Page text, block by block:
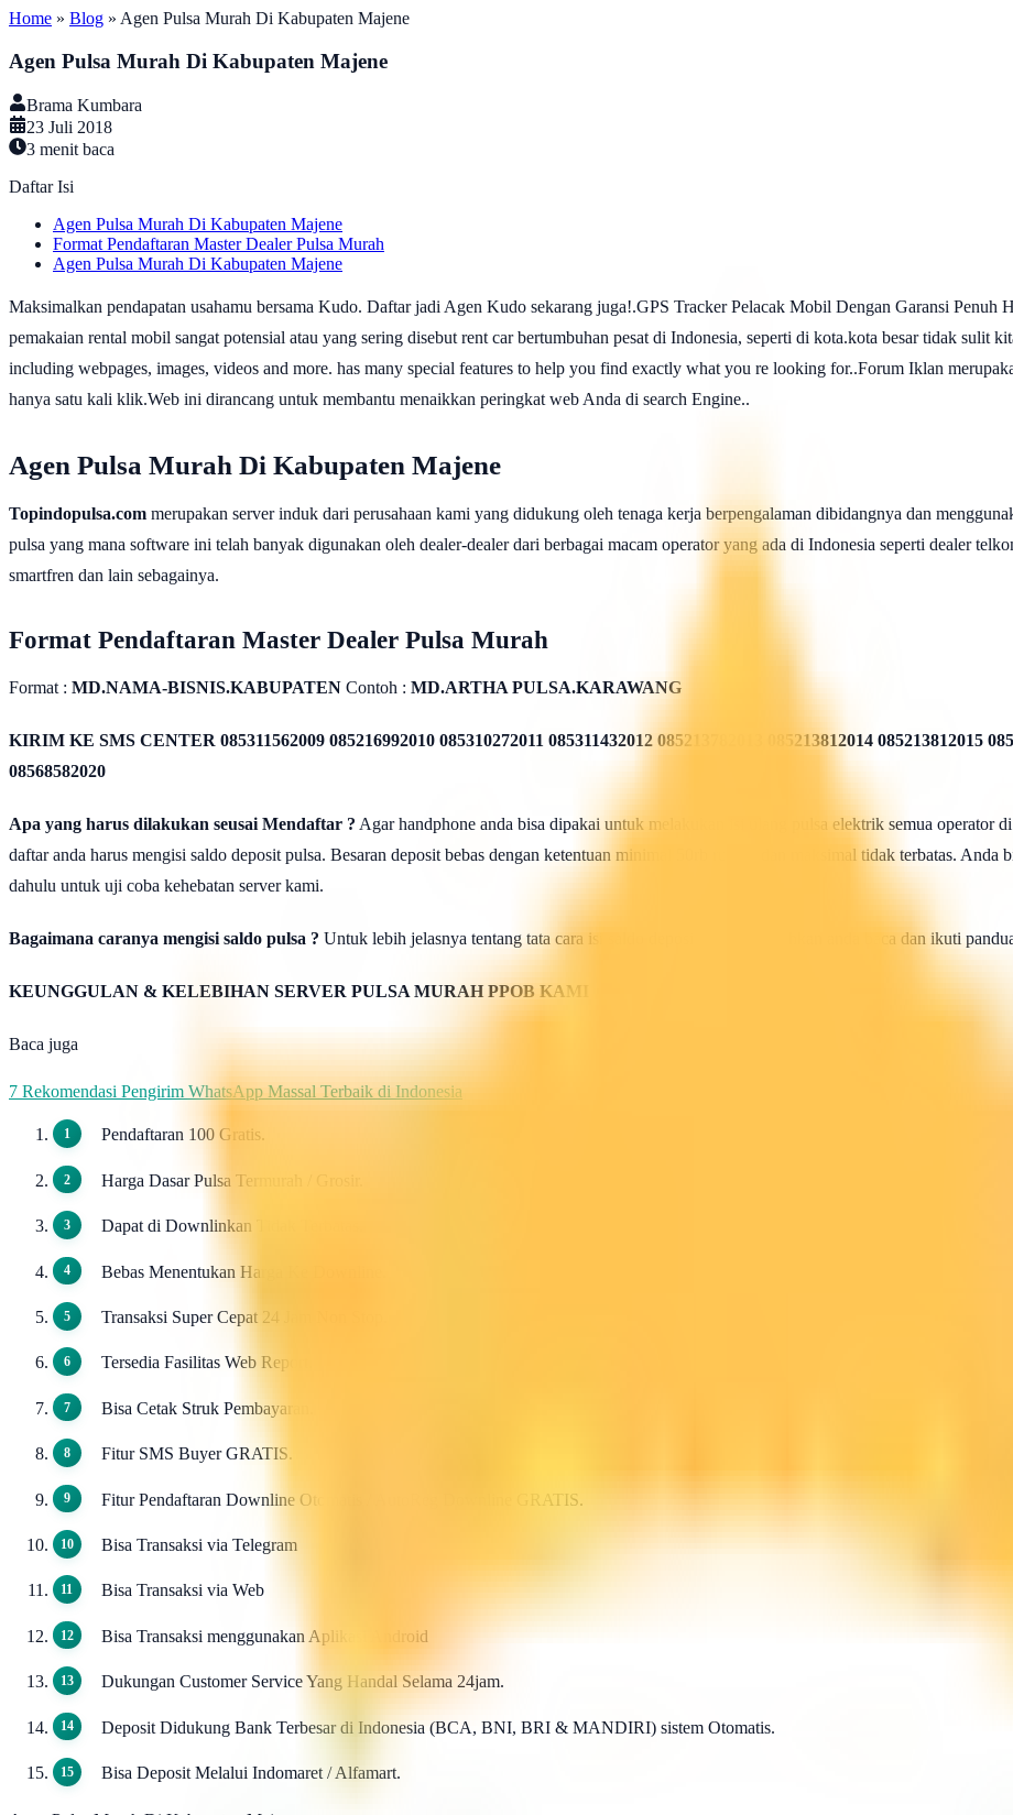
Home » Blog » Agen Pulsa Murah Di Kabupaten Majene
Agen Pulsa Murah Di Kabupaten Majene
Brama Kumbara
23 Juli 2018
3 menit baca
Daftar Isi
Agen Pulsa Murah Di Kabupaten Majene
Format Pendaftaran Master Dealer Pulsa Murah
Agen Pulsa Murah Di Kabupaten Majene
Maksimalkan pendapatan usahamu bersama Kudo. Daftar jadi Agen Kudo sekarang juga!.GPS Tracker Pelacak Mobil Dengan Garansi Penuh
pemakaian rental mobil sangat potensial atau yang sering disebut rent car bertumbuhan pesat di Indonesia, seperti di kota.kota besar tidak sulit
including webpages, images, videos and more. has many special features to help you find exactly what you re looking for..Forum Iklan
hanya satu kali klik.Web ini dirancang untuk membantu menaikkan peringkat web Anda di search Engine..
Agen Pulsa Murah Di Kabupaten Majene
Topindopulsa.com merupakan server induk dari perusahaan kami yang didukung oleh tenaga kerja berpengalaman dibidangnya dan
pulsa yang mana software ini telah banyak digunakan oleh dealer-dealer dari berbagai macam operator yang ada di Indonesia seperti dealer
smartfren dan lain sebagainya.
Format Pendaftaran Master Dealer Pulsa Murah
Format : MD.NAMA-BISNIS.KABUPATEN Contoh : MD.ARTHA PULSA.KARAWANG
KIRIM KE SMS CENTER 085311562009 085216992010 085310272011 085311432012 085213782013 085213812014 085213812015
08568582020
Apa yang harus dilakukan seusai Mendaftar ? Agar handphone anda bisa dipakai untuk melakukan isi ulang pulsa elektrik semua operator
daftar anda harus mengisi saldo deposit pulsa. Besaran deposit bebas dengan ketentuan minimal 50rb rupiah dan maksimal tidak terbatas.
dahulu untuk uji coba kehebatan server kami.
Bagaimana caranya mengisi saldo pulsa ? Untuk lebih jelasnya tentang tata cara isi saldo deposit pulsa ini silahkan anda baca dan ikuti
KEUNGGULAN & KELEBIHAN SERVER PULSA MURAH PPOB KAMI
Baca juga
7 Rekomendasi Pengirim WhatsApp Massal Terbaik di Indonesia
Pendaftaran 100 Gratis.
Harga Dasar Pulsa Termurah / Grosir.
Dapat di Downlinkan Tidak Terbatas.
Bebas Menentukan Harga Ke Downline.
Transaksi Super Cepat 24 Jam Non Stop.
Tersedia Fasilitas Web Report.
Bisa Cetak Struk Pembayaran.
Fitur SMS Buyer GRATIS.
Fitur Pendaftaran Downline Otomatis / AutoReg Downline GRATIS.
Bisa Transaksi via Telegram
Bisa Transaksi via Web
Bisa Transaksi menggunakan Aplikasi Android
Dukungan Customer Service Yang Handal Selama 24jam.
Deposit Didukung Bank Terbesar di Indonesia (BCA, BNI, BRI & MANDIRI) sistem Otomatis.
Bisa Deposit Melalui Indomaret / Alfamart.